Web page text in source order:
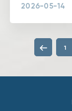
2026-05-14
1